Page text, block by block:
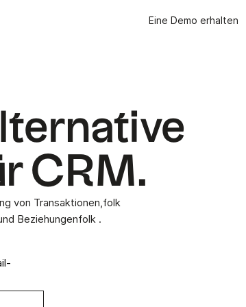
Eine Demo erhalten
CRM.
von Transaktionen,folk
Beziehungenfolk .